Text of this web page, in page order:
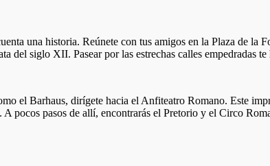
una historia. Reúnete con tus amigos en la Plaza de la
del siglo XII. Pasear por las estrechas calles empedradas
el Barhaus, dirígete hacia el Anfiteatro Romano. Este
pocos pasos de allí, encontrarás el Pretorio y el Circo